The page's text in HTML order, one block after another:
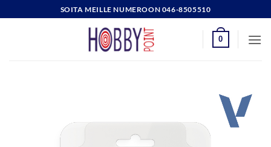
to
SOITA MEILLE NUMEROON 046-8505510
0